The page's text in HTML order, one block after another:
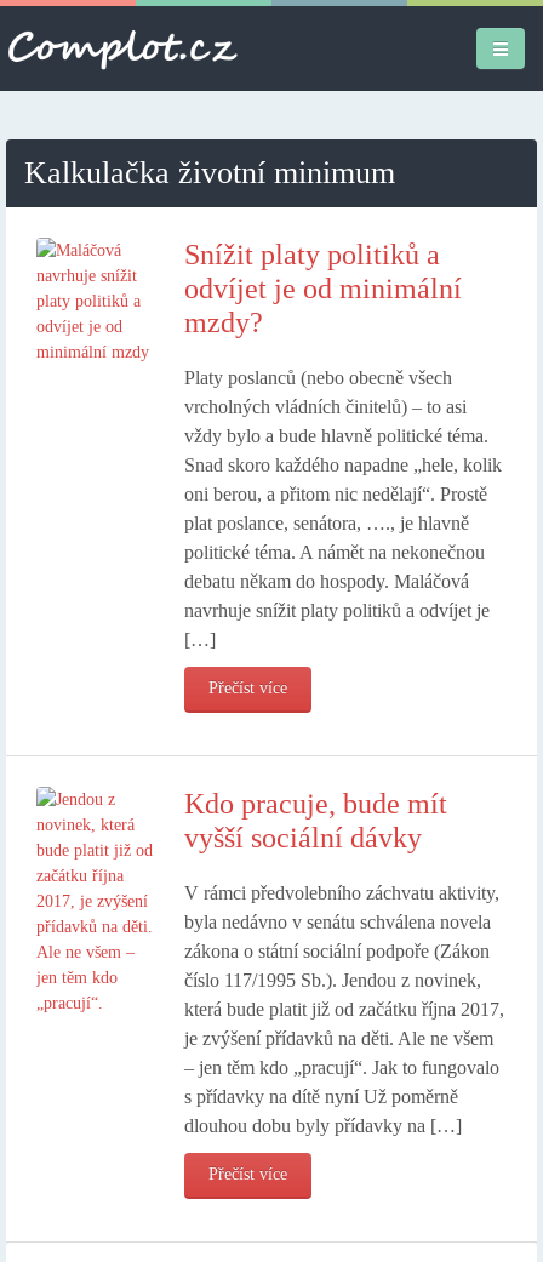
Různé
Osobní
Apple iPad
Práce
Kalkulačka životní minimum
Snížit platy politiků a
odvíjet je od minimální
mzdy?
Platy poslanců (nebo obecně všech
vrcholných vládních činitelů) – to asi
vždy bylo a bude hlavně politické téma.
Snad skoro každého napadne „hele, kolik
oni berou, a přitom nic nedělají“. Prostě
plat poslance, senátora, …., je hlavně
politické téma. A námět na nekonečnou
debatu někam do hospody. Maláčová
navrhuje snížit platy politiků a odvíjet je
[…]
Přečíst více
Kdo pracuje, bude mít
vyšší sociální dávky
V rámci předvolebního záchvatu aktivity,
byla nedávno v senátu schválena novela
zákona o státní sociální podpoře (Zákon
číslo 117/1995 Sb.). Jendou z novinek,
která bude platit již od začátku října 2017,
je zvýšení přídavků na děti. Ale ne všem
– jen těm kdo „pracují“. Jak to fungovalo
s přídavky na dítě nyní Už poměrně
dlouhou dobu byly přídavky na […]
Přečíst více